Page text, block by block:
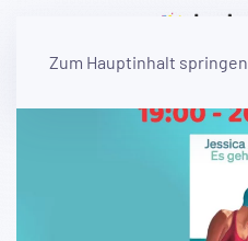
Zum Hauptinhalt springen